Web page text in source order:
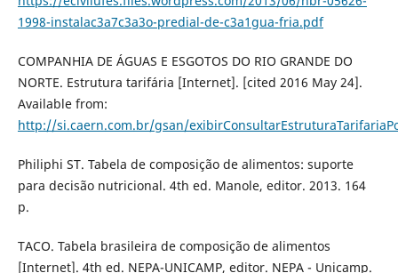
1998-instalac3a7c3a3o-predial-de-c3a1gua-fria.pdf
COMPANHIA DE ÁGUAS E ESGOTOS DO RIO GRANDE DO
NORTE. Estrutura tarifária [Internet]. [cited 2016 May 24].
Available from:
http://si.caern.com.br/gsan/
Philiphi ST. Tabela de composição de alimentos: suporte
para decisão nutricional. 4th ed. Manole, editor. 2013. 164
p.
TACO. Tabela brasileira de composição de alimentos
[Internet]. 4th ed. NEPA-UNICAMP, editor. NEPA - Unicamp.